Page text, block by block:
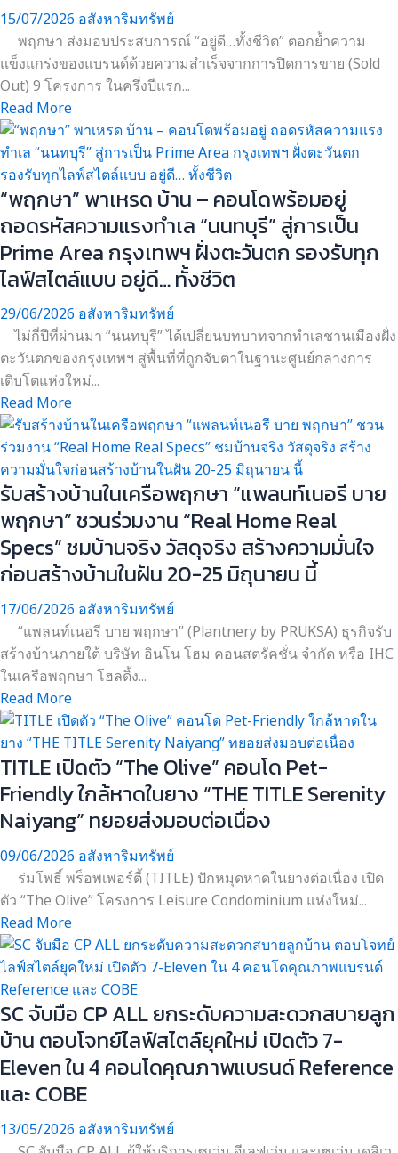
15/07/2026 อสังหาริมทรัพย์
พฤกษา ส่งมอบประสบการณ์ “อยู่ดี…ทั้งชีวิต” ตอกย้ำความ
แข็งแกร่งของแบรนด์ด้วยความสำเร็จจากการปิดการขาย (Sold
Out) 9 โครงการ ในครึ่งปีแรก...
Read More
“พฤกษา” พาเหรด บ้าน – คอนโดพร้อมอยู่
ถอดรหัสความแรงทำเล “นนทบุรี” สู่การเป็น
Prime Area กรุงเทพฯ ฝั่งตะวันตก รองรับทุก
ไลฟ์สไตล์แบบ อยู่ดี… ทั้งชีวิต
29/06/2026 อสังหาริมทรัพย์
ไม่กี่ปีที่ผ่านมา “นนทบุรี” ได้เปลี่ยนบทบาทจากทำเลชานเมืองฝั่ง
ตะวันตกของกรุงเทพฯ สู่พื้นที่ที่ถูกจับตาในฐานะศูนย์กลางการ
เติบโตแห่งใหม่...
Read More
รับสร้างบ้านในเครือพฤกษา “แพลนท์เนอรี บาย
พฤกษา” ชวนร่วมงาน “Real Home Real
Specs” ชมบ้านจริง วัสดุจริง สร้างความมั่นใจ
ก่อนสร้างบ้านในฝัน 20-25 มิถุนายน นี้
17/06/2026 อสังหาริมทรัพย์
“แพลนท์เนอรี บาย พฤกษา” (Plantnery by PRUKSA) ธุรกิจรับ
สร้างบ้านภายใต้ บริษัท อินโน โฮม คอนสตรัคชั่น จำกัด หรือ IHC
ในเครือพฤกษา โฮลดิ้ง...
Read More
TITLE เปิดตัว “The Olive” คอนโด Pet-
Friendly ใกล้หาดในยาง “THE TITLE Serenity
Naiyang” ทยอยส่งมอบต่อเนื่อง
09/06/2026 อสังหาริมทรัพย์
ร่มโพธิ์ พร็อพเพอร์ตี้ (TITLE) ปักหมุดหาดในยางต่อเนื่อง เปิด
ตัว “The Olive” โครงการ Leisure Condominium แห่งใหม่...
Read More
SC จับมือ CP ALL ยกระดับความสะดวกสบายลูก
บ้าน ตอบโจทย์ไลฟ์สไตล์ยุคใหม่ เปิดตัว 7-
Eleven ใน 4 คอนโดคุณภาพแบรนด์ Reference
และ COBE
13/05/2026 อสังหาริมทรัพย์